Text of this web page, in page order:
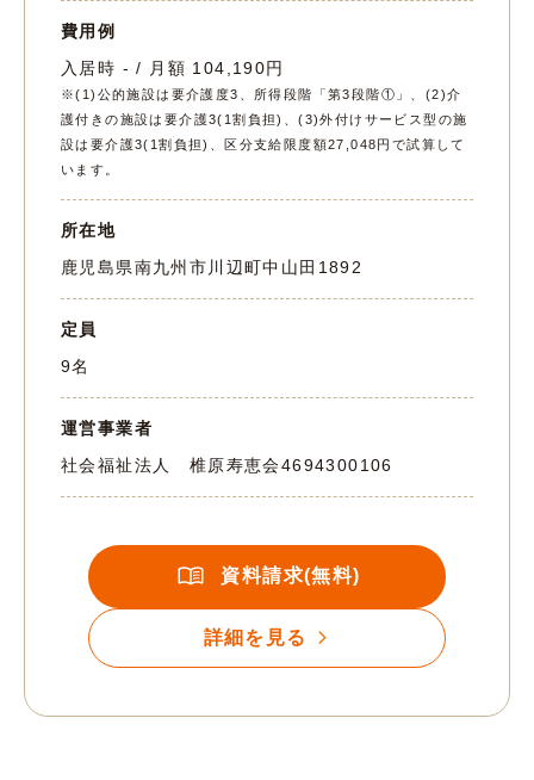
費用例
入居時 - / 月額 104,190円
※(1)公的施設は要介護度3、所得段階「第3段階①」、(2)介
護付きの施設は要介護3(1割負担)、(3)外付けサービス型の施
設は要介護3(1割負担)、区分支給限度額27,048円で試算して
います。
所在地
鹿児島県南九州市川辺町中山田1892
定員
9名
運営事業者
社会福祉法人 椎原寿恵会4694300106
資料請求(無料)
詳細を見る